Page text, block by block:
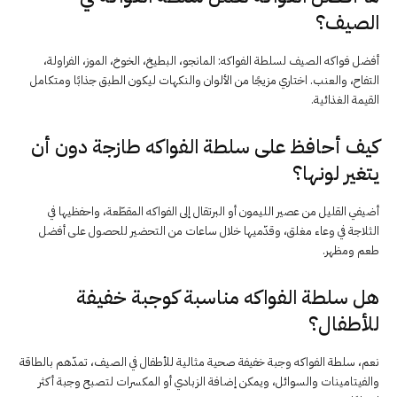
الصيف؟
أفضل فواكه الصيف لسلطة الفواكه: المانجو، البطيخ، الخوخ، الموز، الفراولة،
التفاح، والعنب. اختاري مزيجًا من الألوان والنكهات ليكون الطبق جذابًا ومتكامل
القيمة الغذائية.
كيف أحافظ على سلطة الفواكه طازجة دون أن
يتغير لونها؟
أضيفي القليل من عصير الليمون أو البرتقال إلى الفواكه المقطّعة، واحفظيها في
الثلاجة في وعاء مغلق، وقدّميها خلال ساعات من التحضير للحصول على أفضل
طعم ومظهر.
هل سلطة الفواكه مناسبة كوجبة خفيفة
للأطفال؟
نعم، سلطة الفواكه وجبة خفيفة صحية مثالية للأطفال في الصيف، تمدّهم بالطاقة
والفيتامينات والسوائل، ويمكن إضافة الزبادي أو المكسرات لتصبح وجبة أكثر